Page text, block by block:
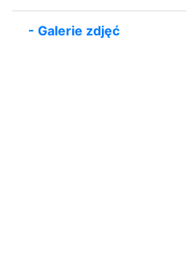
- Galerie zdjęć